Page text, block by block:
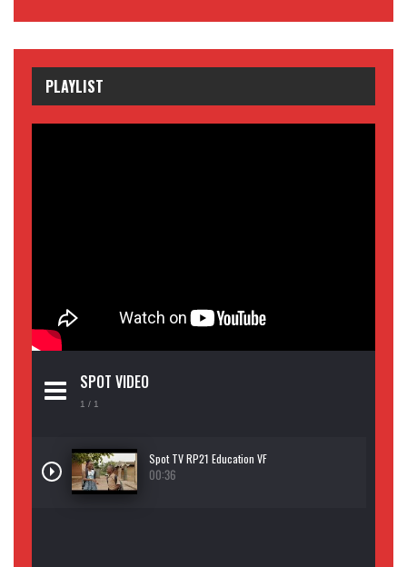
PLAYLIST
SPOT VIDEO
1 / 1
Spot TV RP21 Education VF
00:36